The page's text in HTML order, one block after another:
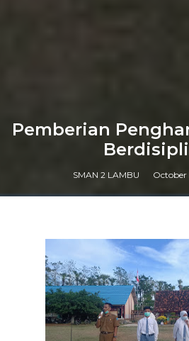
Pemberian
SMAN 2 LAMBU October